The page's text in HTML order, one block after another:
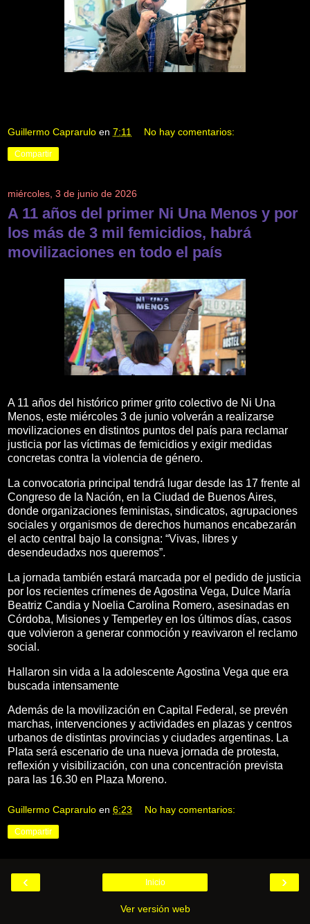
Guillermo Caprarulo en 7:11 No hay comentarios:
Compartir
miércoles, 3 de junio de 2026
A 11 años del primer Ni Una Menos y por
los más de 3 mil femicidios, habrá
movilizaciones en todo el país
A 11 años del histórico primer grito colectivo de Ni Una
Menos, este miércoles 3 de junio volverán a realizarse
movilizaciones en distintos puntos del país para reclamar
justicia por las víctimas de femicidios y exigir medidas
concretas contra la violencia de género.
La convocatoria principal tendrá lugar desde las 17 frente al
Congreso de la Nación, en la Ciudad de Buenos Aires,
donde organizaciones feministas, sindicatos, agrupaciones
sociales y organismos de derechos humanos encabezarán
el acto central bajo la consigna: “Vivas, libres y
desendeudadxs nos queremos”.
La jornada también estará marcada por el pedido de justicia
por los recientes crímenes de Agostina Vega, Dulce María
Beatriz Candia y Noelia Carolina Romero, asesinadas en
Córdoba, Misiones y Temperley en los últimos días, casos
que volvieron a generar conmoción y reavivaron el reclamo
social.
Hallaron sin vida a la adolescente Agostina Vega que era
buscada intensamente
Además de la movilización en Capital Federal, se prevén
marchas, intervenciones y actividades en plazas y centros
urbanos de distintas provincias y ciudades argentinas. La
Plata será escenario de una nueva jornada de protesta,
reflexión y visibilización, con una concentración prevista
para las 16.30 en Plaza Moreno.
Guillermo Caprarulo en 6:23 No hay comentarios:
Compartir
‹ ›
Inicio
Ver versión web